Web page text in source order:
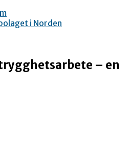
i Norden
– en